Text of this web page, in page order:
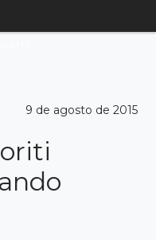
9 de agosto de 2015